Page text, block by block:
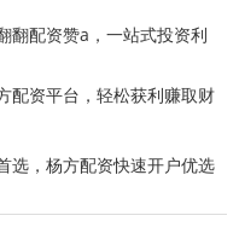
翻配资赞a，一站式投资利
配资平台，轻松获利赚取财
选，杨方配资快速开户优选